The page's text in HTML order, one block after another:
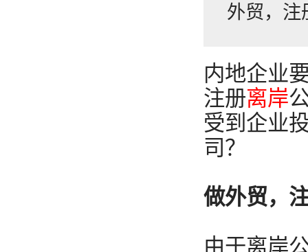
外贸，注
内地企业
注册离岸
受到企业
司？
做外贸，
由于离岸